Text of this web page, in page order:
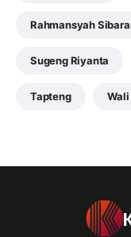
Rahmansyah
Sugeng Riyanta
Tapteng Wali